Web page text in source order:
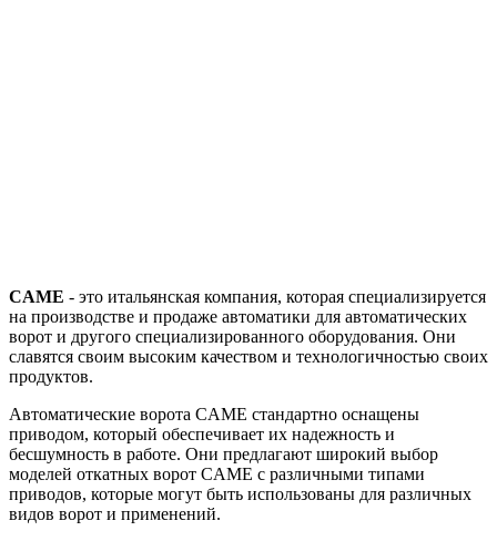
CAME - это итальянская компания, которая специализируется
на производстве и продаже автоматики для автоматических
ворот и другого специализированного оборудования. Они
славятся своим высоким качеством и технологичностью своих
продуктов.
Автоматические ворота CAME стандартно оснащены
приводом, который обеспечивает их надежность и
бесшумность в работе. Они предлагают широкий выбор
моделей откатных ворот CAME с различными типами
приводов, которые могут быть использованы для различных
видов ворот и применений.